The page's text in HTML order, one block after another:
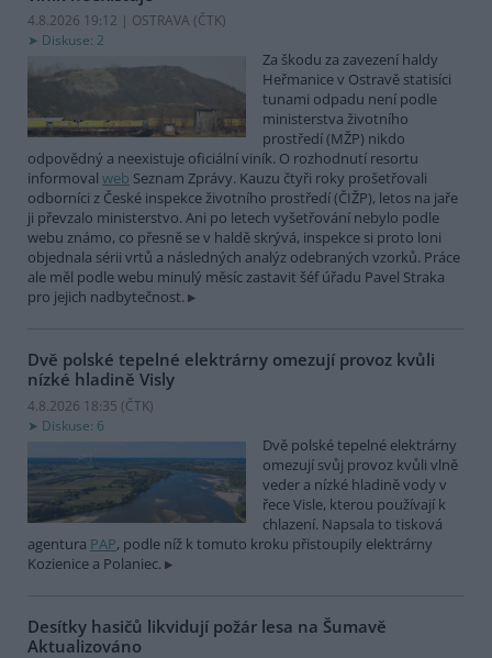
4.8.2026 19:12 | OSTRAVA (ČTK)
Diskuse: 2
Za škodu za zavezení haldy
Heřmanice v Ostravě statisíci
tunami odpadu není podle
ministerstva životního
prostředí (MŽP) nikdo
odpovědný a neexistuje oficiální viník. O rozhodnutí resortu
informoval web Seznam Zprávy. Kauzu čtyři roky prošetřovali
odborníci z České inspekce životního prostředí (ČIŽP), letos na jaře
ji převzalo ministerstvo. Ani po letech vyšetřování nebylo podle
webu známo, co přesně se v haldě skrývá, inspekce si proto loni
objednala sérii vrtů a následných analýz odebraných vzorků. Práce
ale měl podle webu minulý měsíc zastavit šéf úřadu Pavel Straka
pro jejich nadbytečnost.
Dvě polské tepelné elektrárny omezují provoz kvůli
nízké hladině Visly
4.8.2026 18:35 (ČTK)
Diskuse: 6
Dvě polské tepelné elektrárny
omezují svůj provoz kvůli vlně
veder a nízké hladině vody v
řece Visle, kterou používají k
chlazení. Napsala to tisková
agentura PAP, podle níž k tomuto kroku přistoupily elektrárny
Kozienice a Polaniec.
Desítky hasičů likvidují požár lesa na Šumavě
Aktualizováno